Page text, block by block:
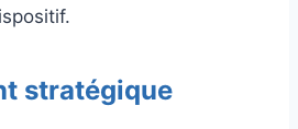
stratégique